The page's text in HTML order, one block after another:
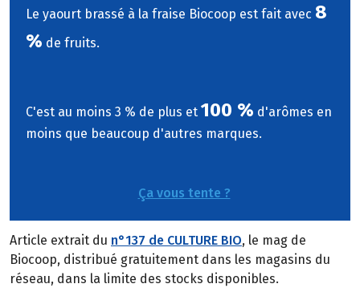
Le yaourt brassé à la fraise Biocoop est fait avec 8
% de fruits.
C'est au moins 3 % de plus et 100 % d'arômes en
moins que beaucoup d'autres marques.
Ça vous tente ?
Article extrait du n°137 de CULTURE BIO, le mag de
Biocoop, distribué gratuitement dans les magasins du
réseau, dans la limite des stocks disponibles.